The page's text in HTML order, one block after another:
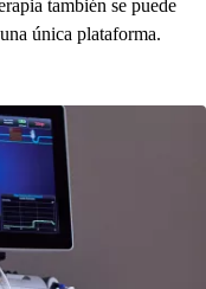
también se puede
única plataforma.